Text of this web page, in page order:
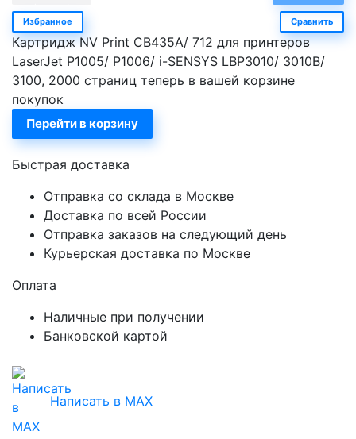
Избранное Сравнить
Картридж NV Print CB435A/ 712 для принтеров
LaserJet P1005/ P1006/ i-SENSYS LBP3010/ 3010B/
3100, 2000 страниц теперь в вашей корзине
покупок
Перейти в корзину
Быстрая доставка
Отправка со склада в Москве
Доставка по всей России
Отправка заказов на следующий день
Курьерская доставка по Москве
Оплата
Наличные при получении
Банковской картой
Написать в MAX